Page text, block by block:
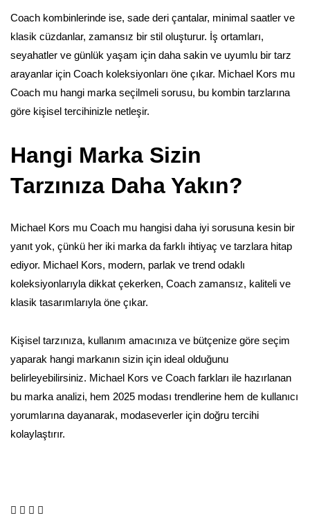
Coach kombinlerinde ise, sade deri çantalar, minimal saatler ve
klasik cüzdanlar, zamansız bir stil oluşturur. İş ortamları,
seyahatler ve günlük yaşam için daha sakin ve uyumlu bir tarz
arayanlar için Coach koleksiyonları öne çıkar. Michael Kors mu
Coach mu hangi marka seçilmeli sorusu, bu kombin tarzlarına
göre kişisel tercihinizle netleşir.
Hangi Marka Sizin
Tarzınıza Daha Yakın?
Michael Kors mu Coach mu hangisi daha iyi sorusuna kesin bir
yanıt yok, çünkü her iki marka da farklı ihtiyaç ve tarzlara hitap
ediyor. Michael Kors, modern, parlak ve trend odaklı
koleksiyonlarıyla dikkat çekerken, Coach zamansız, kaliteli ve
klasik tasarımlarıyla öne çıkar.
Kişisel tarzınıza, kullanım amacınıza ve bütçenize göre seçim
yaparak hangi markanın sizin için ideal olduğunu
belirleyebilirsiniz. Michael Kors ve Coach farkları ile hazırlanan
bu marka analizi, hem 2025 modası trendlerine hem de kullanıcı
yorumlarına dayanarak, modaseverler için doğru tercihi
kolaylaştırır.